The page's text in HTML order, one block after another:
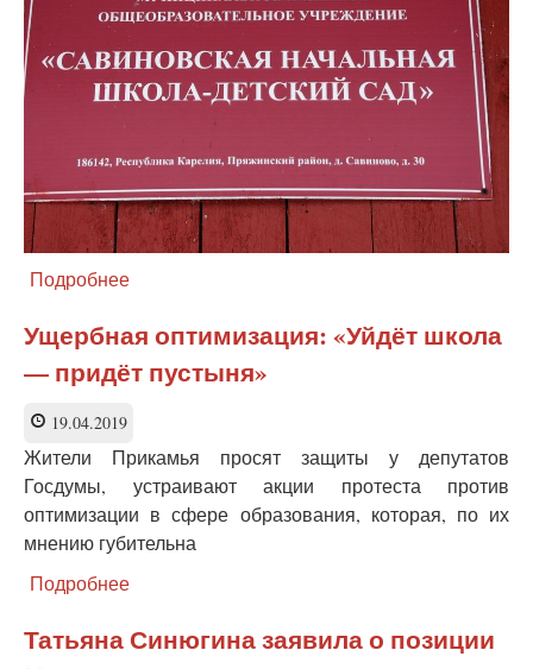
Подробнее
Пряжинском
районе
Карелии
школу
Ущербная оптимизация: «Уйдёт школа
— придёт пустыня»
19.04.2019
Жители Прикамья просят защиты у депутатов
Госдумы, устраивают акции протеста против
оптимизации в сфере образования, которая, по их
мнению губительна
Подробнее
оптимизация:
«Уйдёт
Татьяна Синюгина заявила о позиции